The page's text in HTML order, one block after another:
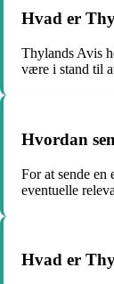
Hvad er
Thylands Avis
være i stand til
Hvordan
For at sende
eventuelle
Hvad er